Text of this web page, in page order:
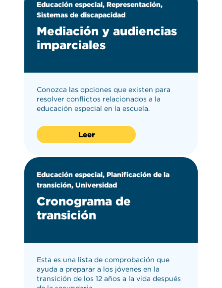
Educación especial, Representación,
Sistemas de discapacidad
Mediación y audiencias
imparciales
Conozca las opciones que existen para
resolver conflictos relacionados a la
educación especial en la escuela.
Leer
Educación especial, Planificación de la
transición, Universidad
Cronograma de
transición
Esta es una lista de comprobación que
ayuda a preparar a los jóvenes en la
transición de los 12 años a la vida después